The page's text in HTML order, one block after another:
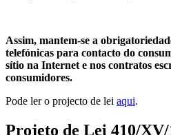
Assim, mantem-se a
telefónicas para contacto do
sítio na Internet e nos contratos
consumidores.
Pode ler o projecto de lei aqui.
Projeto de Lei 410/